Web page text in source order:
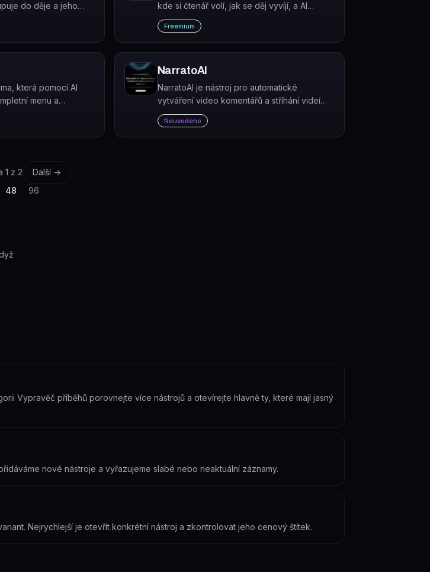
do děje a jeho
i výsledek.
kde si čtenář volí, jak se děj vyvíjí, a AI
generuje postavy i ilustrace v reálném čase.
Freemium
která pomocí AI
menu a
na základě textu,
NarratoAI
NarratoAI je nástroj pro automatické
vytváření video komentářů a stříhání videí
pomocí AI, určený tvůrcům obsahu a
marketérům.
Neuvedeno
1 z 2
Další →
48 96
Vypravěč příběhů porovnejte více nástrojů a otevírejte hlavně ty, které mají jasný
nové nástroje a vyřazujeme slabé nebo neaktuální záznamy.
Nejrychlejší je otevřít konkrétní nástroj a zkontrolovat jeho cenový štítek.